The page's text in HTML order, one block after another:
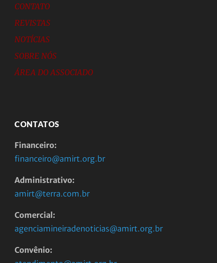
CONTATO
REVISTAS
NOTÍCIAS
SOBRE NÓS
ÁREA DO ASSOCIADO
CONTATOS
Financeiro:
financeiro@amirt.org.br
Administrativo:
amirt@terra.com.br
Comercial:
agenciamineiradenoticias@amirt.org.br
Convênio: